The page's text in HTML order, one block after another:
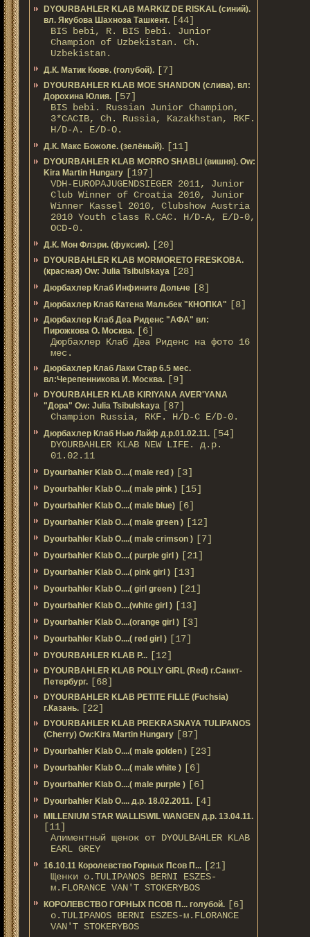
DYOURBAHLER KLAB MARKIZ DE RISKAL (синий).
вл. Якубова Шахноза Ташкент. [44]
BIS bebi, R. BIS bebi. Junior
Champion of Uzbekistan. Ch.
Uzbekistan.
Д.К. Матик Кюве. (голубой). [7]
DYOURBAHLER KLAB MOE SHANDON (слива). вл:
Дорохина Юлия. [57]
BIS bebi. Russian Junior Champion,
3*САСIB, Ch. Russia, Kazakhstan, RKF.
Н/D-A. E/D-O.
Д.К. Макс Божоле. (зелёный). [11]
DYOURBAHLER KLAB MORRO SHABLI (вишня). Ow:
Kira Martin Hungary [197]
VDH-EUROPAJUGENDSIEGER 2011, Junior
Club Winner of Croatia 2010, Junior
Winner Kassel 2010, Clubshow Austria
2010 Youth class R.CAC. Н/D-A, E/D-0,
OCD-0.
Д.К. Мон Флэри. (фуксия). [20]
DYOURBAHLER KLAB MORMORETO FRESKOBA.
(красная) Ow: Julia Tsibulskaya [28]
Дюрбахлер Клаб Инфините Дольче [8]
Дюрбахлер Клаб Катена Мальбек "КНОПКА" [8]
Дюрбахлер Клаб Деа Риденс "АФА" вл:
Пирожкова О. Москва. [6]
Дюрбахлер Клаб Деа Риденс на фото 16
мес.
Дюрбахлер Клаб Лаки Стар 6.5 мес.
вл:Черепенникова И. Москва. [9]
DYOURBAHLER KLAB KIRIYANA AVER'YANA
"Дора" Ow: Julia Tsibulskaya [87]
Champion Russia, RKF. H/D-С E/D-0.
Дюрбахлер Клаб Нью Лайф д.р.01.02.11. [54]
DYOURBAHLER KLAB NEW LIFE. д.р.
01.02.11
Dyourbahler Klab O....( male red ) [3]
Dyourbahler Klab O....( male pink ) [15]
Dyourbahler Klab O....( male blue) [6]
Dyourbahler Klab O....( male green ) [12]
Dyourbahler Klab O....( male crimson ) [7]
Dyourbahler Klab O....( purple girl ) [21]
Dyourbahler Klab O....( pink girl ) [13]
Dyourbahler Klab O....( girl green ) [21]
Dyourbahler Klab O....(white girl ) [13]
Dyourbahler Klab O....(orange girl ) [3]
Dyourbahler Klab O....( red girl ) [17]
DYOURBAHLER KLAB P... [12]
DYOURBAHLER KLAB POLLY GIRL (Red) г.Санкт-
Петербург. [68]
DYOURBAHLER KLAB PETITE FILLE (Fuchsia)
г.Казань. [22]
DYOURBAHLER KLAB PREKRASNAYA TULIPANOS
(Cherry) Ow:Kira Martin Hungary [87]
Dyourbahler Klab O....( male golden ) [23]
Dyourbahler Klab O....( male white ) [6]
Dyourbahler Klab O....( male purple ) [6]
Dyourbahler Klab O.... д.р. 18.02.2011. [4]
MILLENIUM STAR WALLISWIL WANGEN д.р. 13.04.11.
[11]
Алиментный щенок от DYOULBAHLER KLAB
EARL GREY
16.10.11 Королевство Горных Псов П... [21]
Щенки о.TULIPANOS BERNI ESZES-
м.FLORANCE VAN'T STOKERYBOS
КОРОЛЕВСТВО ГОРНЫХ ПСОВ П... голубой. [6]
о.TULIPANOS BERNI ESZES-м.FLORANCE
VAN'T STOKERYBOS